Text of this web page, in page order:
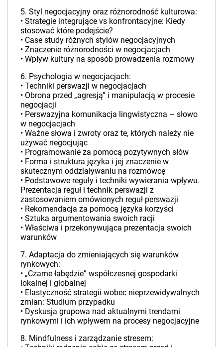
5. Styl negocjacyjny oraz różnorodność kulturowa:
• Strategie integrujące vs konfrontacyjne: Kiedy
stosować które podejście?
• Case study różnych stylów negocjacyjnych
• Znaczenie różnorodności w negocjacjach
• Wpływ kultury na sposób prowadzenia rozmowy
6. Psychologia w negocjacjach:
• Techniki perswazji w negocjacjach
• Obrona przed „agresją” i manipulacją w procesie
negocjacji
• Perswazyjna komunikacja lingwistyczna – słowo
w negocjacjach
• Ważne słowa i zwroty oraz te, których należy nie
używać negocjując
• Programowanie za pomocą pozytywnych słów
• Forma i struktura języka i jej znaczenie w
skutecznym oddziaływaniu na rozmówcę
• Podstawowe reguły i techniki wywierania wpływu.
Prezentacja reguł i technik perswazji z
zastosowaniem omówionych reguł perswazji
• Rekomendacja za pomocą języka korzyści
• Sztuka argumentowania swoich racji
• Właściwa i przekonywująca prezentacja swoich
warunków
7. Adaptacja do zmieniających się warunków
rynkowych:
• „Czarne łabędzie” współczesnej gospodarki
lokalnej i globalnej
• Elastyczność strategii wobec nieprzewidywalnych
zmian: Studium przypadku
• Dyskusja grupowa nad aktualnymi trendami
rynkowymi i ich wpływem na procesy negocjacyjne
8. Mindfulness i zarządzanie stresem: